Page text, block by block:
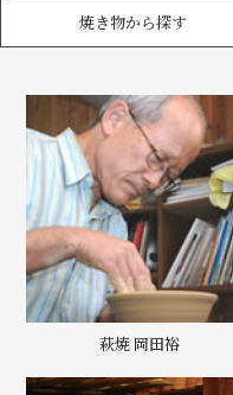
焼き物から探す
萩焼 岡田裕